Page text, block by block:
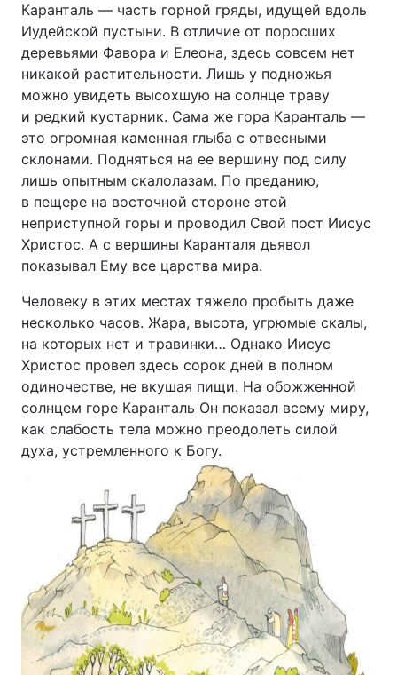
Каранталь — часть горной гряды, идущей вдоль
Иудейской пустыни. В отличие от поросших
деревьями Фавора и Елеона, здесь совсем нет
никакой растительности. Лишь у подножья
можно увидеть высохшую на солнце траву
и редкий кустарник. Сама же гора Каранталь —
это огромная каменная глыба с отвесными
склонами. Подняться на ее вершину под силу
лишь опытным скалолазам. По преданию,
в пещере на восточной стороне этой
неприступной горы и проводил Свой пост Иисус
Христос. А с вершины Каранталя дьявол
показывал Ему все царства мира.
Человеку в этих местах тяжело пробыть даже
несколько часов. Жара, высота, угрюмые скалы,
на которых нет и травинки… Однако Иисус
Христос провел здесь сорок дней в полном
одиночестве, не вкушая пищи. На обожженной
солн­цем горе Каранталь Он показал всему миру,
как слабость тела можно преодолеть силой
духа, устремленного к Богу.